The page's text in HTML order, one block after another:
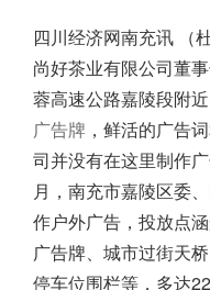
四川经济网南充讯 （
尚好茶业有限公司董
蓉高速公路嘉陵段附
广告牌 ，鲜活的广告
司并没有在这里制作
月，南充市嘉陵区委
作户外广告，投放点
广告牌、城市过街天
停车位围栏等，多达